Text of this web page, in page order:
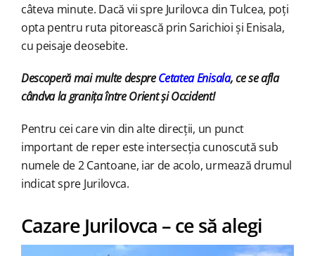
câteva minute. Dacă vii spre Jurilovca din Tulcea, poți
opta pentru ruta pitorească prin Sarichioi și Enisala,
cu peisaje deosebite.
Descoperă mai multe despreCetatea Enisala, ce se afla
cândva la granița între Orient și Occident!
Pentru cei care vin din alte direcții, un punct
important de reper este intersecția cunoscută sub
numele de 2 Cantoane, iar de acolo, urmează drumul
indicat spre Jurilovca.
Cazare Jurilovca – ce să alegi